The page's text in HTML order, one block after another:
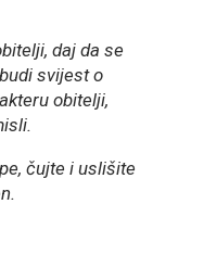
daj da se
svijest o
obitelji,
čujte i uslišite